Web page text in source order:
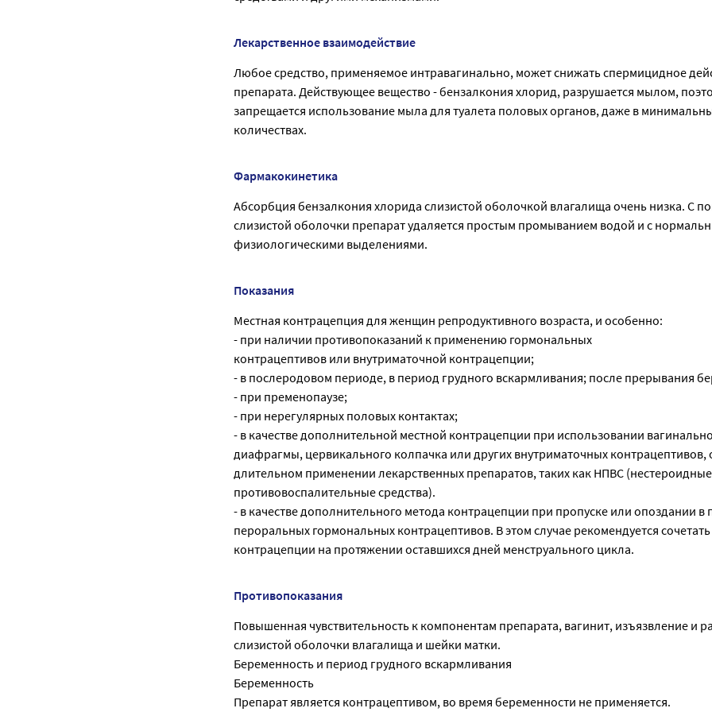
Лекарственное взаимодействие
Любое средство, применяемое интравагинально, может снижать спермицидное
препарата. Действующее вещество - бензалкония хлорид, разрушается мылом,
запрещается использование мыла для туалета половых органов, даже в
количествах.
Фармакокинетика
Абсорбция бензалкония хлорида слизистой оболочкой влагалища очень низка. С
слизистой оболочки препарат удаляется простым промыванием водой и с
физиологическими выделениями.
Показания
Местная контрацепция для женщин репродуктивного возраста, и особенно:
- при наличии противопоказаний к применению гормональных
контрацептивов или внутриматочной контрацепции;
- в послеродовом периоде, в период грудного вскармливания; после прерывания
- при пременопаузе;
- при нерегулярных половых контактах;
- в качестве дополнительной местной контрацепции при использовании
диафрагмы, цервикального колпачка или других внутриматочных контрацептивов,
длительном применении лекарственных препаратов, таких как НПВС (нестероидные
противовоспалительные средства).
- в качестве дополнительного метода контрацепции при пропуске или опоздании в
пероральных гормональных контрацептивов. В этом случае рекомендуется
контрацепции на протяжении оставшихся дней менструального цикла.
Противопоказания
Повышенная чувствительность к компонентам препарата, вагинит, изъязвление и
слизистой оболочки влагалища и шейки матки.
Беременность и период грудного вскармливания
Беременность
Препарат является контрацептивом, во время беременности не применяется.